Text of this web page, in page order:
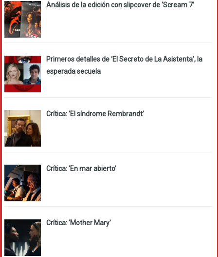
Análisis de la edición con slipcover de ‘Scream 7’
Primeros detalles de ‘El Secreto de La Asistenta’, la
esperada secuela
Crítica: ‘El síndrome Rembrandt’
Crítica: ‘En mar abierto’
Crítica: ‘Mother Mary’